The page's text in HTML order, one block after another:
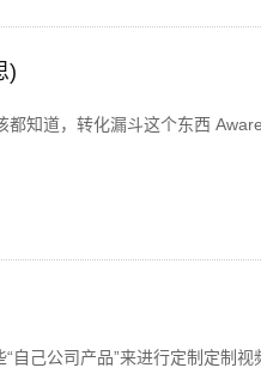
)
知道，转化漏斗这个东西
自己公司产品”来进行定制定制